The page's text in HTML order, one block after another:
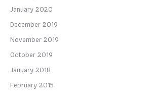
January 2020
December 2019
November 2019
October 2019
January 2018
February 2015